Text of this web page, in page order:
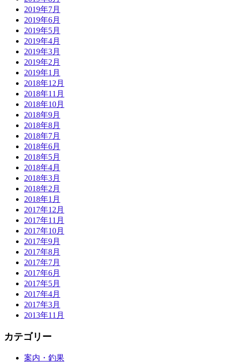
2019年7月
2019年6月
2019年5月
2019年4月
2019年3月
2019年2月
2019年1月
2018年12月
2018年11月
2018年10月
2018年9月
2018年8月
2018年7月
2018年6月
2018年5月
2018年4月
2018年3月
2018年2月
2018年1月
2017年12月
2017年11月
2017年10月
2017年9月
2017年8月
2017年7月
2017年6月
2017年5月
2017年4月
2017年3月
2013年11月
カテゴリー
案内・釣果